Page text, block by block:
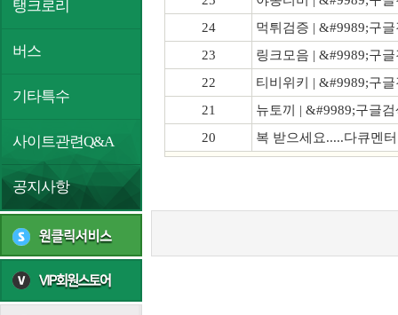
탱크로리
버스
기타특수
사이트관련Q&A
공지사항
24
먹튀검증 | &#9989;구
23
링크모음 | &#9989;구
22
티비위키 | &#9989;구
21
뉴토끼 | &#9989;구글
20
복 받으세요.....다큐멘